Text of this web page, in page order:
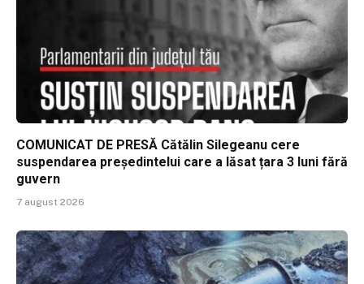
COMUNICAT DE PRESĂ Cătălin Silegeanu cere
suspendarea președintelui care a lăsat țara 3 luni fără
guvern
7 august 2026